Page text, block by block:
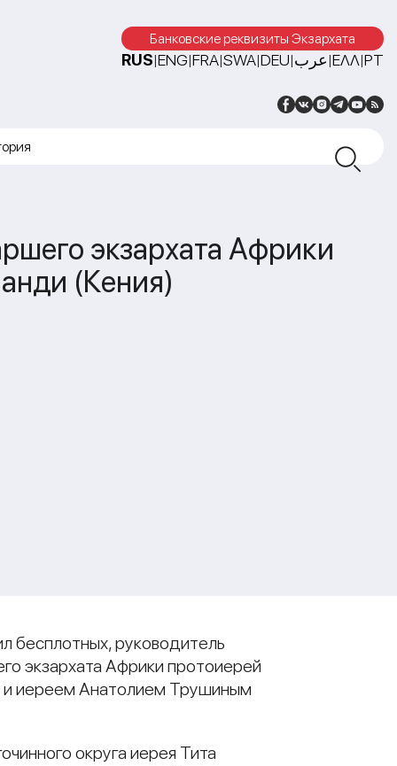
Банковские реквизиты Экзархата
RUS|ENG|FRA|SWA|DEU|عرب|ΕΛΛ|PT
экзархата Африки
(Кения)
бесплотных, руководитель
экзархата Африки протоиерей
и иереем Анатолием Трушиным
округа иерея Тита